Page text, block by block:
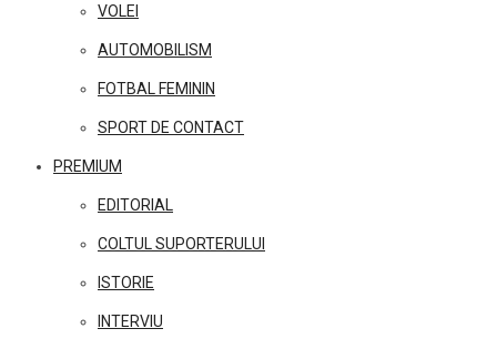
VOLEI
AUTOMOBILISM
FOTBAL FEMININ
SPORT DE CONTACT
PREMIUM
EDITORIAL
COLTUL SUPORTERULUI
ISTORIE
INTERVIU